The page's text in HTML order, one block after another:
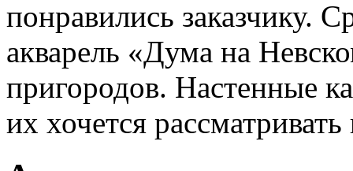
понравились заказчику.
акварель «Дума на
пригородов. Настенные
их хочется